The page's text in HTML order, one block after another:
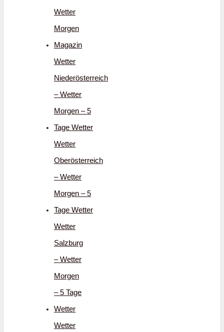
Wetter
Morgen
Magazin
Wetter
Niederösterreich
– Wetter
Morgen – 5
Tage Wetter
Wetter
Oberösterreich
– Wetter
Morgen – 5
Tage Wetter
Wetter
Salzburg
– Wetter
Morgen
– 5 Tage
Wetter
Wetter